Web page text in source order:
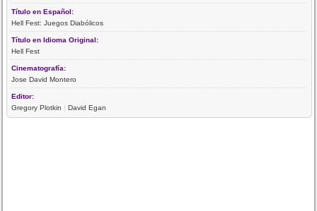
Título en Español:
Hell Fest: Juegos Diabólicos
Título en Idioma Original:
Hell Fest
Cinematografía:
Jose David Montero
Editor:
Gregory Plotkin |David Egan